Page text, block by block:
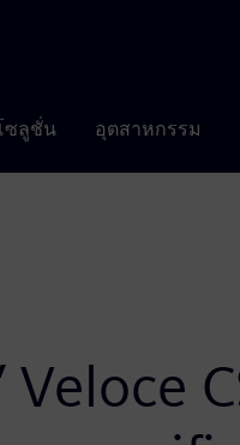
ซลูชั่น อุตสาหกรรม
Veloce